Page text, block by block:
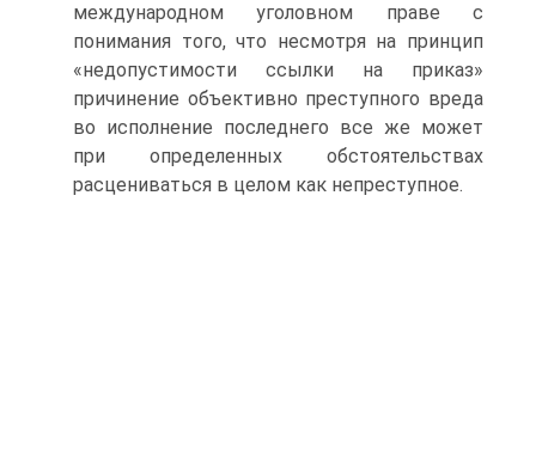
международном уголовном праве с
понимания того, что несмотря на принцип
«недопустимости ссылки на приказ»
причинение объективно преступного вреда
во исполнение последнего все же может
при определенных обстоятельствах
расцениваться в целом как непреступное.